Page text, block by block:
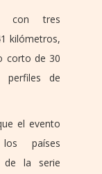
con tres
kilómetros,
corto de 30
perfiles de
el evento
países
de la serie